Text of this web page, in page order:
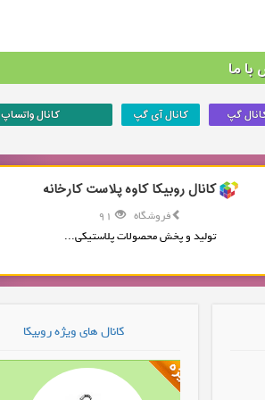
ما
گپ کانال آی گپ کانال واتساپ
کانال روبیکا کاوه پلاست کارخانه
فروشگاه
91
تولید و پخش محصولات پلاستیکی...
کانال های ویژه روبیکا